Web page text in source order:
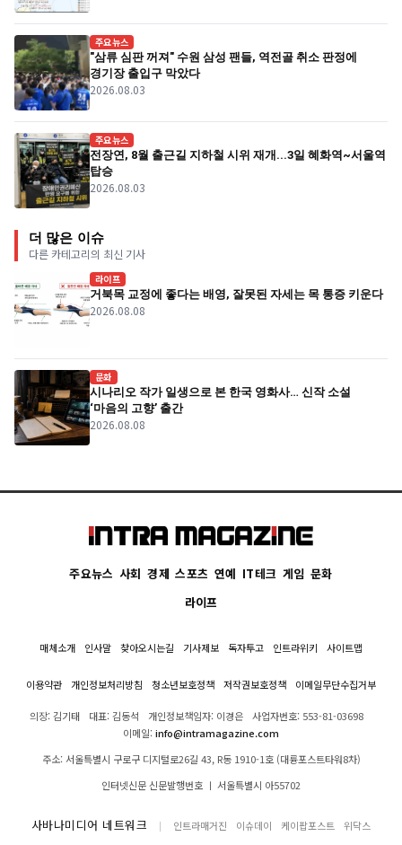
주요뉴스
"삼류 심판 꺼져" 수원 삼성 팬들, 역전골 취소 판정에
경기장 출입구 막았다
2026.08.03
주요뉴스
전장연, 8월 출근길 지하철 시위 재개...3일 혜화역~서울역
탑승
2026.08.03
더 많은 이슈
다른 카테고리의 최신 기사
라이프
거북목 교정에 좋다는 배영, 잘못된 자세는 목 통증 키운다
2026.08.08
문화
시나리오 작가 일생으로 본 한국 영화사… 신작 소설
‘마음의 고향’ 출간
2026.08.08
주요뉴스 사회 경제 스포츠 연예 IT테크 게임 문화
라이프
매체소개 인사말 찾아오시는길 기사제보 독자투고 인트라위키 사이트맵
이용약관 개인정보처리방침 청소년보호정책 저작권보호정책 이메일무단수집거부
의장: 김기태 대표: 김동석 개인정보책임자: 이경은
사업자번호: 553-81-03698
이메일:info@intramagazine.com
주소: 서울특별시 구로구 디지털로26길 43, R동 1910-1호 (대륭포스트타워8차)
인터넷신문 신문발행번호 ㅣ 서울특별시 아55702
사바나미디어 네트워크 인트라매거진 이슈데이 케이팝포스트 위닥스